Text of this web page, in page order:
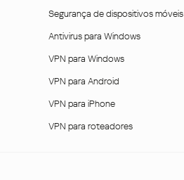
Segurança de dispositivos móveis
Antivirus para Windows
VPN para Windows
VPN para Android
VPN para iPhone
VPN para roteadores